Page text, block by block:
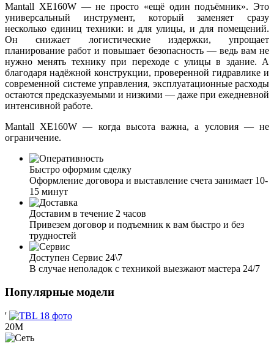
Mantall XE160W — не просто «ещё один подъёмник». Это
универсальный инструмент, который заменяет сразу
несколько единиц техники: и для улицы, и для помещений.
Он снижает логистические издержки, упрощает
планирование работ и повышает безопасность — ведь вам не
нужно менять технику при переходе с улицы в здание. А
благодаря надёжной конструкции, проверенной гидравлике и
современной системе управления, эксплуатационные расходы
остаются предсказуемыми и низкими — даже при ежедневной
интенсивной работе.
Mantall XE160W — когда высота важна, а условия — не
ограничение.
Быстро оформим сделку
Оформление договора и выставление счета занимает 10-
15 минут
Доставим в течение 2 часов
Привезем договор и подъемник к вам быстро и без
трудностей
Доступен Сервис 24\7
В случае неполадок с техникой выезжают мастера 24/7
Популярные модели
'
20М